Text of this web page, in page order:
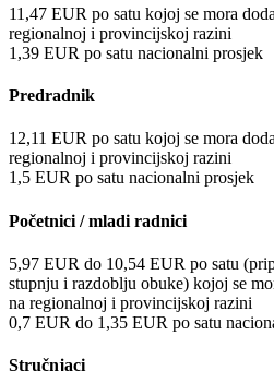
11,47 EUR po satu kojoj se mora
regionalnoj i provincijskoj razini
1,39 EUR po satu nacionalni prosjek
Predradnik
12,11 EUR po satu kojoj se mora
regionalnoj i provincijskoj razini
1,5 EUR po satu nacionalni prosjek
Početnici / mladi radnici
5,97 EUR do 10,54 EUR po satu
stupnju i razdoblju obuke) kojoj se
na regionalnoj i provincijskoj razini
0,7 EUR do 1,35 EUR po satu
Stručnjaci